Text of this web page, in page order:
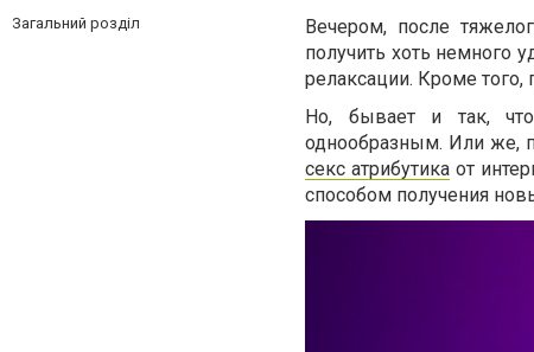
Загальний розділ
Вечером, после
получить хоть немного
релаксации. Кроме
Но, бывает и так,
однообразным. Или же,
секс атрибутика от
способом получения